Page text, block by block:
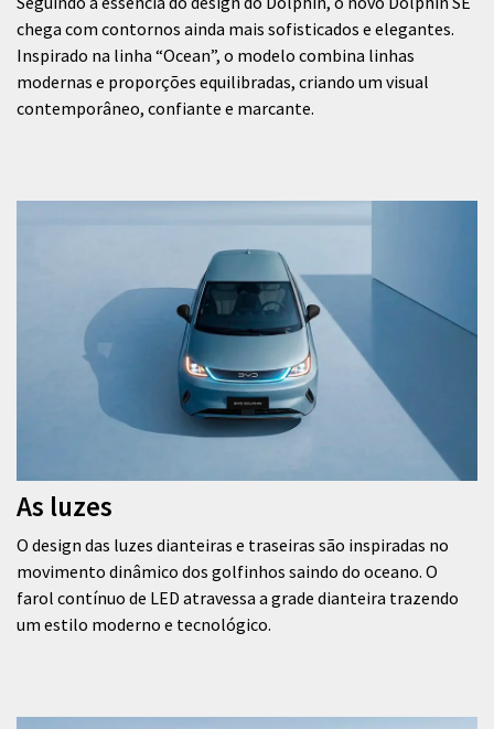
chega com contornos ainda mais sofisticados e elegantes.
Inspirado na linha “Ocean”, o modelo combina linhas
modernas e proporções equilibradas, criando um visual
contemporâneo, confiante e marcante.
As luzes
O design das luzes dianteiras e traseiras são inspiradas no
movimento dinâmico dos golfinhos saindo do oceano. O
farol contínuo de LED atravessa a grade dianteira trazendo
um estilo moderno e tecnológico.